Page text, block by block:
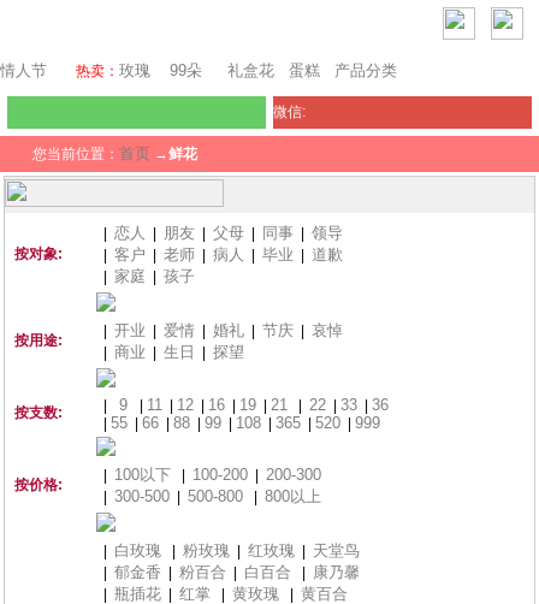
情人节 热卖： 玫瑰 99朵 礼盒花 蛋糕 产品分类
微信:
您当前位置： 首页 →鲜花
按对象:
恋人 朋友 父母 同事 领导
客户 老师 病人 毕业 道歉
家庭 孩子
按用途:
开业 爱情 婚礼 节庆 哀悼
商业 生日 探望
按支数: 9 11 12 16 19 21 22 33 36
55 66 88 99 108 365 520 999
按价格:
100以下 100-200 200-300
300-500 500-800 800以上
白玫瑰 粉玫瑰 红玫瑰 天堂鸟
郁金香 粉百合 白百合 康乃馨
瓶插花 红掌 黄玫瑰 黄百合